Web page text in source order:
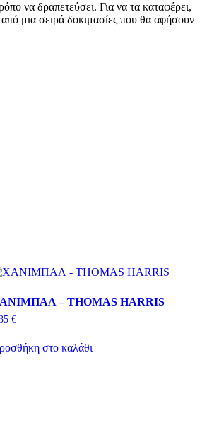
να δραπετεύσει. Για να τα καταφέρει,
από μια σειρά δοκιμασίες που θα αφήσουν
– THOMAS HARRIS
€
στο καλάθι